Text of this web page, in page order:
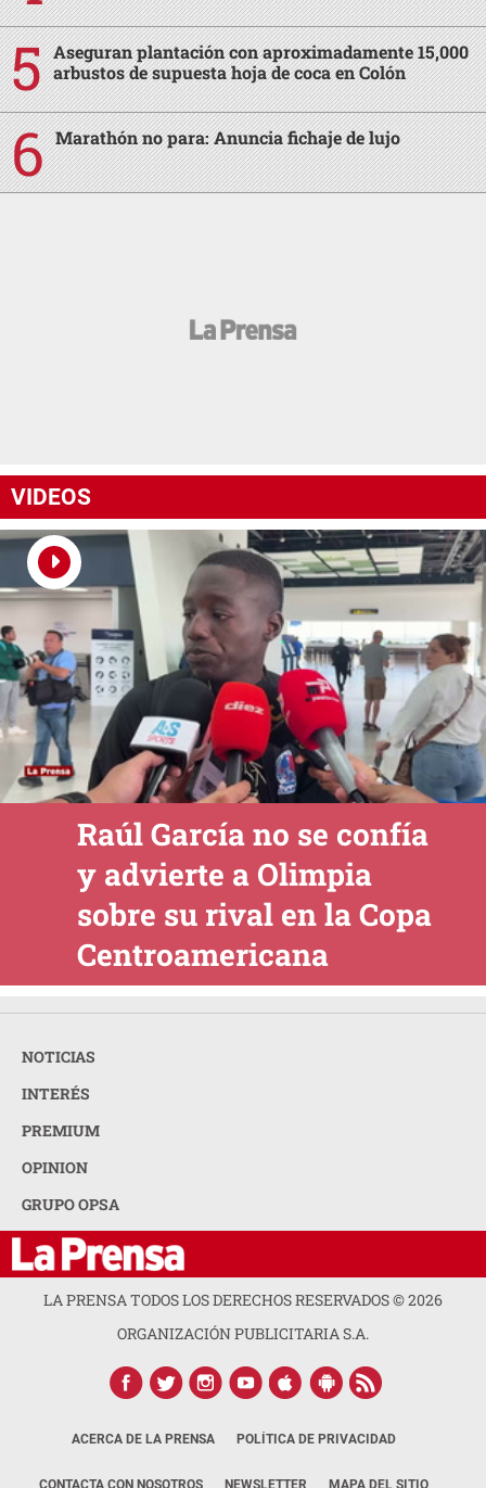
Aseguran plantación con aproximadamente 15,000
arbustos de supuesta hoja de coca en Colón
Marathón no para: Anuncia fichaje de lujo
VIDEOS
Raúl García no se confía
y advierte a Olimpia
sobre su rival en la Copa
Centroamericana
NOTICIAS
INTERÉS
PREMIUM
OPINION
GRUPO OPSA
LA PRENSA TODOS LOS DERECHOS RESERVADOS ©2026
ORGANIZACIÓN PUBLICITARIA S.A.
ACERCA DE LA PRENSA POLÍTICA DE PRIVACIDAD
CONTACTA CON NOSOTROS NEWSLETTER MAPA DEL SITIO